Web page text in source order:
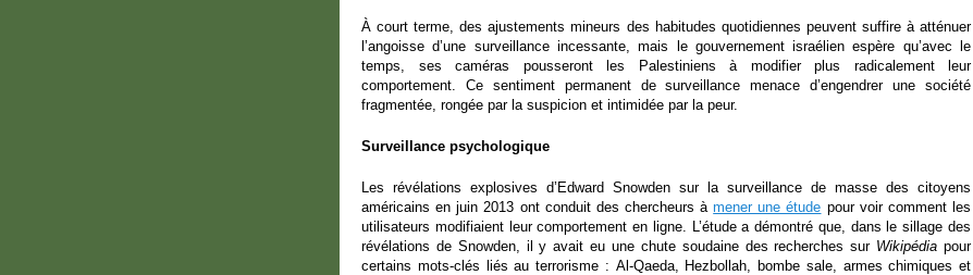
À court terme, des ajustements mineurs des habitudes quotidiennes peuvent suffire à atténuer
l’angoisse d’une surveillance incessante, mais le gouvernement israélien espère qu’avec le
temps, ses caméras pousseront les Palestiniens à modifier plus radicalement leur
comportement. Ce sentiment permanent de surveillance menace d’engendrer une société
fragmentée, rongée par la suspicion et intimidée par la peur.
Surveillance psychologique
Les révélations explosives d’Edward Snowden sur la surveillance de masse des citoyens
américains en juin 2013 ont conduit des chercheurs àmener une étude pour voir comment les
utilisateurs modifiaient leur comportement en ligne. L’étude a démontré que, dans le sillage des
révélations de Snowden, il y avait eu une chute soudaine des recherches sur Wikipédia pour
certains mots-clés liés au terrorisme : Al-Qaeda, Hezbollah, bombe sale, armes chimiques et